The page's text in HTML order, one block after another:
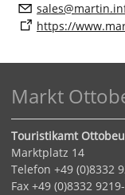
s l s m rt n
https://
Markt
Touristikamt
Marktplatz 14
Telefon +49 (0)8332
Fax +49 (0)8332